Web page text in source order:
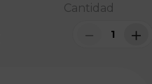
Cantidad
＋
－